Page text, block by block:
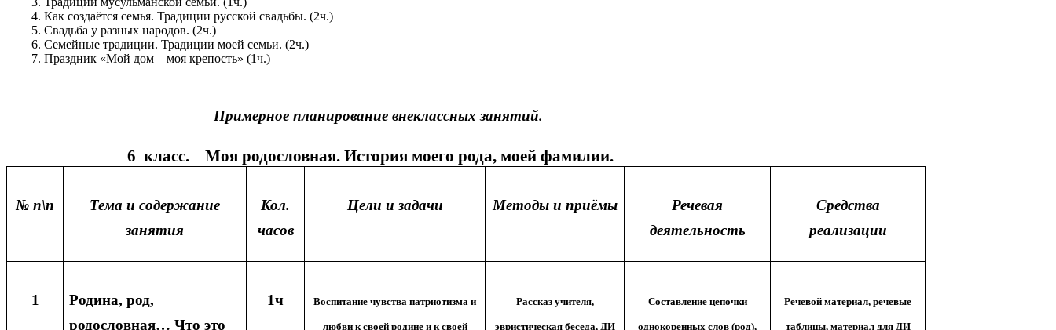
Как создаётся семья. Традиции русской свадьбы. (2ч.)
Свадьба у разных народов. (2ч.)
Семейные традиции. Традиции моей семьи. (2ч.)
Праздник «Мой дом – моя крепость» (1ч.)
Примерное планирование внеклассных занятий.
6 класс. Моя родословная. История моего рода, моей фамилии.
№ п\п
Тема и содержание
занятия
Кол.
часов
Цели и задачи Методы и приёмы
Речевая
деятельность
Средства
реализации
1
Родина, род,
родословная… Что это
1ч Воспитание чувства патриотизма и
любви к своей родине и к своей
Рассказ учителя,
эвристическая беседа, ДИ
Составление цепочки
однокоренных слов (род),
Речевой материал, речевые
таблицы, материал для ДИ